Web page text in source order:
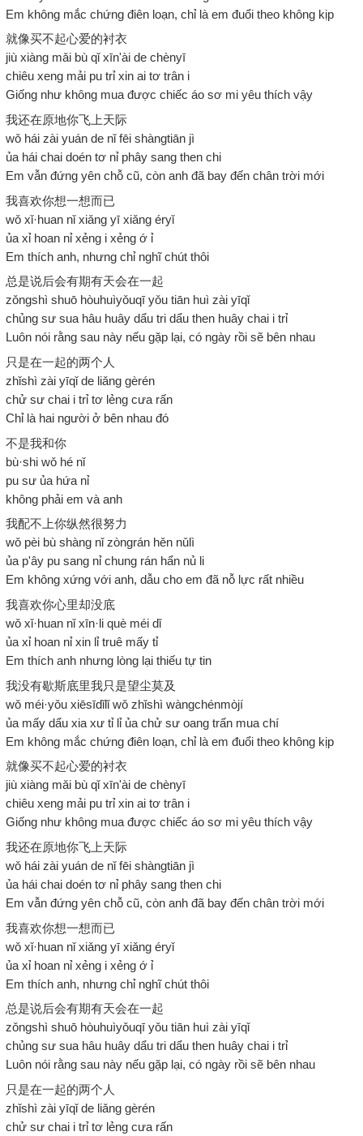
Em không mắc chứng điên loạn, chỉ là em đuổi theo không kịp
就像买不起心爱的衬衣
jiù xiàng mǎi bù qǐ xīn'ài de chènyī
chiêu xeng mải pu trỉ xin ai tơ trân i
Giống như không mua được chiếc áo sơ mi yêu thích vậy
我还在原地你飞上天际
wǒ hái zài yuán de nǐ fēi shàngtiān jì
ủa hái chai doén tơ nỉ phây sang then chi
Em vẫn đứng yên chỗ cũ, còn anh đã bay đến chân trời mới
我喜欢你想一想而已
wǒ xǐ·huan nǐ xiǎng yī xiǎng éryǐ
ủa xỉ hoan nỉ xẻng i xẻng ớ ỉ
Em thích anh, nhưng chỉ nghĩ chút thôi
总是说后会有期有天会在一起
zǒngshì shuō hòuhuìyǒuqī yǒu tiān huì zài yīqǐ
chủng sư sua hâu huây dẩu tri dẩu then huây chai i trỉ
Luôn nói rằng sau này nếu gặp lại, có ngày rồi sẽ bên nhau
只是在一起的两个人
zhǐshì zài yīqǐ de liǎng gèrén
chử sư chai i trỉ tơ lẻng cưa rấn
Chỉ là hai người ở bên nhau đó
不是我和你
bù·shi wǒ hé nǐ
pu sư ủa hứa nỉ
không phải em và anh
我配不上你纵然很努力
wǒ pèi bù shàng nǐ zòngrán hěn nǔlì
ủa p'ây pu sang nỉ chung rán hẩn nủ li
Em không xứng với anh, dẫu cho em đã nỗ lực rất nhiều
我喜欢你心里却没底
wǒ xǐ·huan nǐ xīn·li què méi dǐ
ủa xỉ hoan nỉ xin lỉ truê mấy tỉ
Em thích anh nhưng lòng lại thiếu tự tin
我没有歇斯底里我只是望尘莫及
wǒ méi·yǒu xiēsīdǐlǐ wǒ zhǐshì wàngchénmòjí
ủa mấy dẩu xia xư tỉ lỉ ủa chử sư oang trấn mua chí
Em không mắc chứng điên loạn, chỉ là em đuổi theo không kịp
就像买不起心爱的衬衣
jiù xiàng mǎi bù qǐ xīn'ài de chènyī
chiêu xeng mải pu trỉ xin ai tơ trân i
Giống như không mua được chiếc áo sơ mi yêu thích vậy
我还在原地你飞上天际
wǒ hái zài yuán de nǐ fēi shàngtiān jì
ủa hái chai doén tơ nỉ phây sang then chi
Em vẫn đứng yên chỗ cũ, còn anh đã bay đến chân trời mới
我喜欢你想一想而已
wǒ xǐ·huan nǐ xiǎng yī xiǎng éryǐ
ủa xỉ hoan nỉ xẻng i xẻng ớ ỉ
Em thích anh, nhưng chỉ nghĩ chút thôi
总是说后会有期有天会在一起
zǒngshì shuō hòuhuìyǒuqī yǒu tiān huì zài yīqǐ
chủng sư sua hâu huây dẩu tri dẩu then huây chai i trỉ
Luôn nói rằng sau này nếu gặp lại, có ngày rồi sẽ bên nhau
只是在一起的两个人
zhǐshì zài yīqǐ de liǎng gèrén
chử sư chai i trỉ tơ lẻng cưa rấn